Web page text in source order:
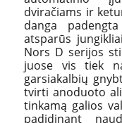
dviračiams ir
danga
atsparūs
Nors D serijos
juose vis tiek
garsiakalbių
tvirti anoduoto
tinkamą galios
padidinant